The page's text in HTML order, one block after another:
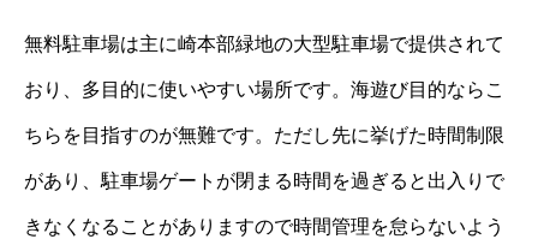
無料駐車場は主に崎本部緑地の大型駐車場で提供されて
おり、多目的に使いやすい場所です。海遊び目的ならこ
ちらを目指すのが無難です。ただし先に挙げた時間制限
があり、駐車場ゲートが閉まる時間を過ぎると出入りで
きなくなることがありますので時間管理を怠らないよう